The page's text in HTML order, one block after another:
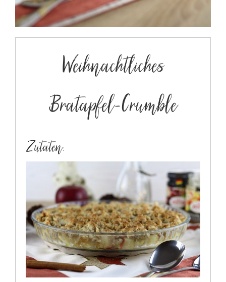
Weihnachtliches
Bratapfel-Crumble
Zutaten: